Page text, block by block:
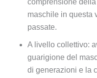
comprensione
maschile in questa
passate.
A livello collettivo:
guarigione del
di generazioni e la